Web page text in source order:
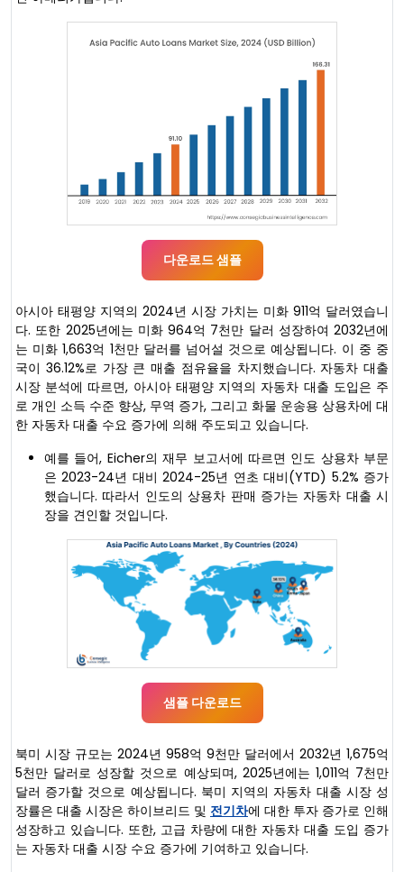
다운로드 샘플
아시아 태평양 지역의 2024년 시장 가치는 미화 911억 달러였습니
다. 또한 2025년에는 미화 964억 7천만 달러 성장하여 2032년에
는 미화 1,663억 1천만 달러를 넘어설 것으로 예상됩니다. 이 중 중
국이 36.12%로 가장 큰 매출 점유율을 차지했습니다. 자동차 대출
시장 분석에 따르면, 아시아 태평양 지역의 자동차 대출 도입은 주
로 개인 소득 수준 향상, 무역 증가, 그리고 화물 운송용 상용차에 대
한 자동차 대출 수요 증가에 의해 주도되고 있습니다.
예를 들어, Eicher의 재무 보고서에 따르면 인도 상용차 부문
은 2023-24년 대비 2024-25년 연초 대비(YTD) 5.2% 증가
했습니다. 따라서 인도의 상용차 판매 증가는 자동차 대출 시
장을 견인할 것입니다.
샘플 다운로드
북미 시장 규모는 2024년 958억 9천만 달러에서 2032년 1,675억
5천만 달러로 성장할 것으로 예상되며, 2025년에는 1,011억 7천만
달러 증가할 것으로 예상됩니다. 북미 지역의 자동차 대출 시장 성
장률은 대출 시장은 하이브리드 및 전기차에 대한 투자 증가로 인해
성장하고 있습니다. 또한, 고급 차량에 대한 자동차 대출 도입 증가
는 자동차 대출 시장 수요 증가에 기여하고 있습니다.